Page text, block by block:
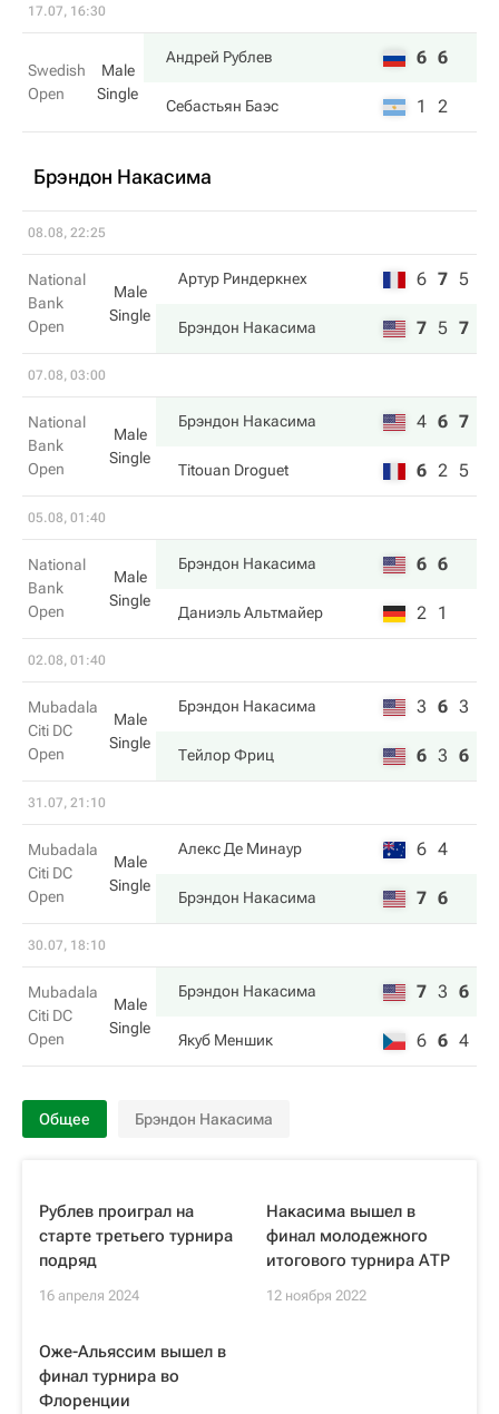
17.07, 16:30
Swedish
Open
Male
Single
Андрей Рублев 6 6
Себастьян Баэс 1 2
Брэндон Накаcима
08.08, 22:25
National
Bank
Open
Male
Single
Артур Риндеркнех 6 7 5
Брэндон Накаcима 7 5 7
07.08, 03:00
National
Bank
Open
Male
Single
Брэндон Накаcима 4 6 7
Titouan Droguet 6 2 5
05.08, 01:40
National
Bank
Open
Male
Single
Брэндон Накаcима 6 6
Даниэль Альтмайер 2 1
02.08, 01:40
Mubadala
Citi DC
Open
Male
Single
Брэндон Накаcима 3 6 3
Тейлор Фриц 6 3 6
31.07, 21:10
Mubadala
Citi DC
Open
Male
Single
Алекс Де Минаур 6 4
Брэндон Накаcима 7 6
30.07, 18:10
Mubadala
Citi DC
Open
Male
Single
Брэндон Накаcима 7 3 6
Якуб Меншик 6 6 4
Общее Брэндон Накасима
Рублев проиграл на
старте третьего турнира
подряд
16 апреля 2024
Накасима вышел в
финал молодежного
итогового турнира АТР
12 ноября 2022
Оже-Альяссим вышел в
финал турнира во
Флоренции